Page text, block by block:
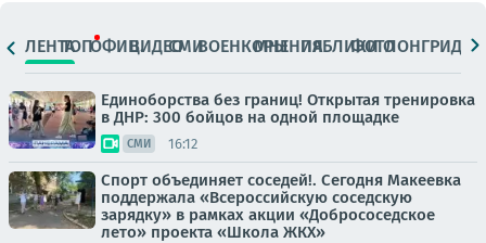
ЛЕНТАТОПОФИЦ.ВИДЕОСМИВОЕНКОРЫМНЕНИЯПАБЛИКИ
ФОТОЛОНГРИДЫ
Единоборства без границ! Открытая тренировка
в ДНР: 300 бойцов на одной площадке
СМИ 16:12
Спорт объединяет соседей!. Сегодня Макеевка
поддержала «Всероссийскую соседскую
зарядку» в рамках акции «Добрососедское
лето» проекта «Школа ЖКХ»